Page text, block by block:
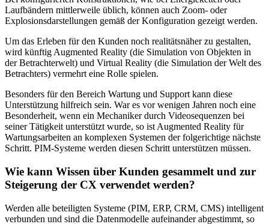
Laufbändern mittlerweile üblich, können auch Zoom- oder
Explosionsdarstellungen gemäß der Konfiguration gezeigt werden.
Um das Erleben für den Kunden noch realitätsnäher zu gestalten,
wird künftig Augmented Reality (die Simulation von Objekten in
der Betrachterwelt) und Virtual Reality (die Simulation der Welt des
Betrachters) vermehrt eine Rolle spielen.
Besonders für den Bereich Wartung und Support kann diese
Unterstützung hilfreich sein. War es vor wenigen Jahren noch eine
Besonderheit, wenn ein Mechaniker durch Videosequenzen bei
seiner Tätigkeit unterstützt wurde, so ist Augmented Reality für
Wartungsarbeiten an komplexen Systemen der folgerichtige nächste
Schritt. PIM-Systeme werden diesen Schritt unterstützen müssen.
Wie kann Wissen über Kunden gesammelt und zur
Steigerung der CX verwendet werden?
Werden alle beteiligten Systeme (PIM, ERP, CRM, CMS) intelligent
verbunden und sind die Datenmodelle aufeinander abgestimmt, so